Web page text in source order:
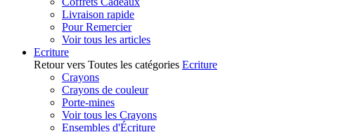
Livraison rapide
Pour Remercier
Voir tous les articles
Ecriture
Retour vers Toutes les catégories Ecriture
Crayons
Crayons de couleur
Porte-mines
Voir tous les Crayons
Ensembles d'Écriture